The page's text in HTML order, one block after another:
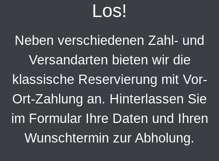
Los!
Neben verschiedenen Zahl- und
Versandarten bieten wir die
klassische Reservierung mit Vor-
Ort-Zahlung an. Hinterlassen Sie
im Formular Ihre Daten und Ihren
Wunschtermin zur Abholung.